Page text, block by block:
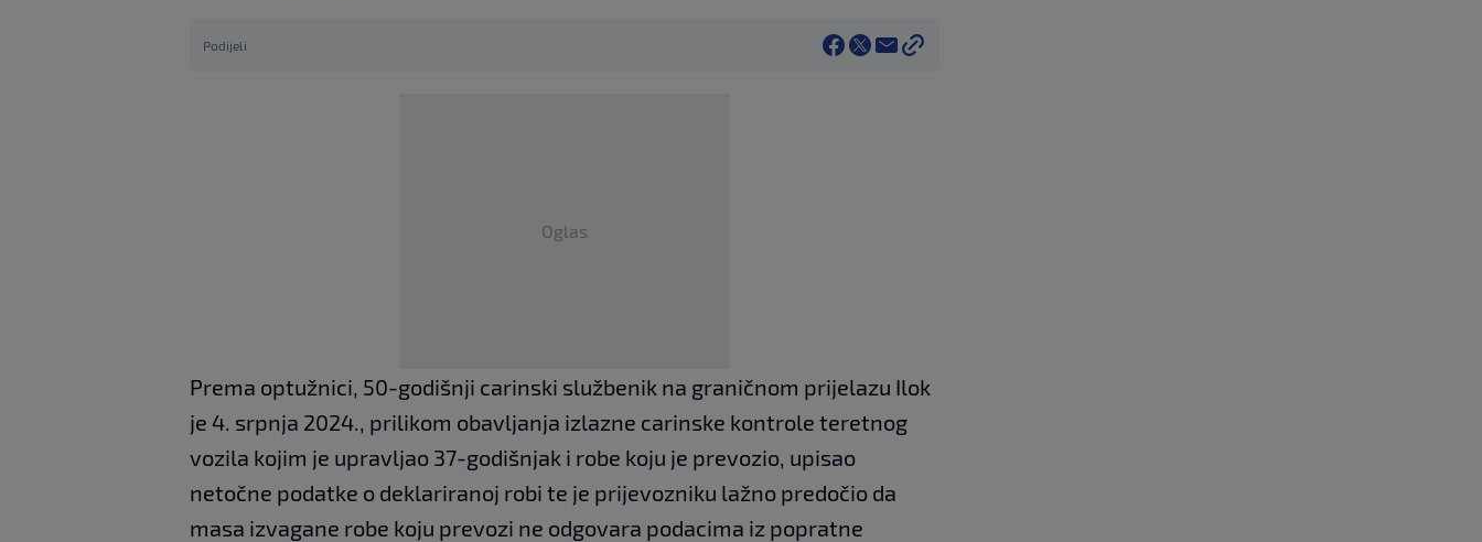
Podijeli
Oglas
Prema optužnici, 50-godišnji carinski službenik na graničnom prijelazu Ilok
je 4. srpnja 2024., prilikom obavljanja izlazne carinske kontrole teretnog
vozila kojim je upravljao 37-godišnjak i robe koju je prevozio, upisao
netočne podatke o deklariranoj robi te je prijevozniku lažno predočio da
masa izvagane robe koju prevozi ne odgovara podacima iz popratne